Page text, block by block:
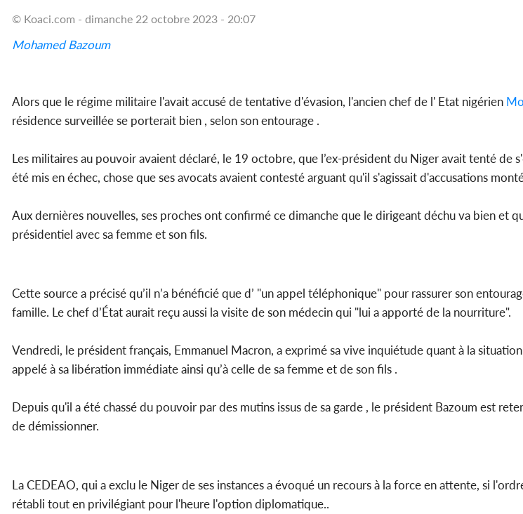
© Koaci.com - dimanche 22 octobre 2023 - 20:07
Mohamed Bazoum
Alors que le régime militaire l'avait accusé de tentative d'évasion, l'ancien chef de l' Etat nigérien
résidence surveillée se porterait bien , selon son entourage .
Les militaires au pouvoir avaient déclaré, le 19 octobre, que l’ex-président du Niger avait tenté de
été mis en échec, chose que ses avocats avaient contesté arguant qu'il s'agissait d'accusations
Aux dernières nouvelles, ses proches ont confirmé ce dimanche que le dirigeant déchu va bien et
présidentiel avec sa femme et son fils.
Cette source a précisé qu’il n’a bénéficié que d’ "un appel téléphonique" pour rassurer son
famille. Le chef d’État aurait reçu aussi la visite de son médecin qui "lui a apporté de la nourriture".
Vendredi, le président français, Emmanuel Macron, a exprimé sa vive inquiétude quant à la
appelé à sa libération immédiate ainsi qu’à celle de sa femme et de son fils .
Depuis qu'il a été chassé du pouvoir par des mutins issus de sa garde , le président Bazoum est
de démissionner.
La CEDEAO, qui a exclu le Niger de ses instances a évoqué un recours à la force en attente, si
rétabli tout en privilégiant pour l'heure l'option diplomatique..